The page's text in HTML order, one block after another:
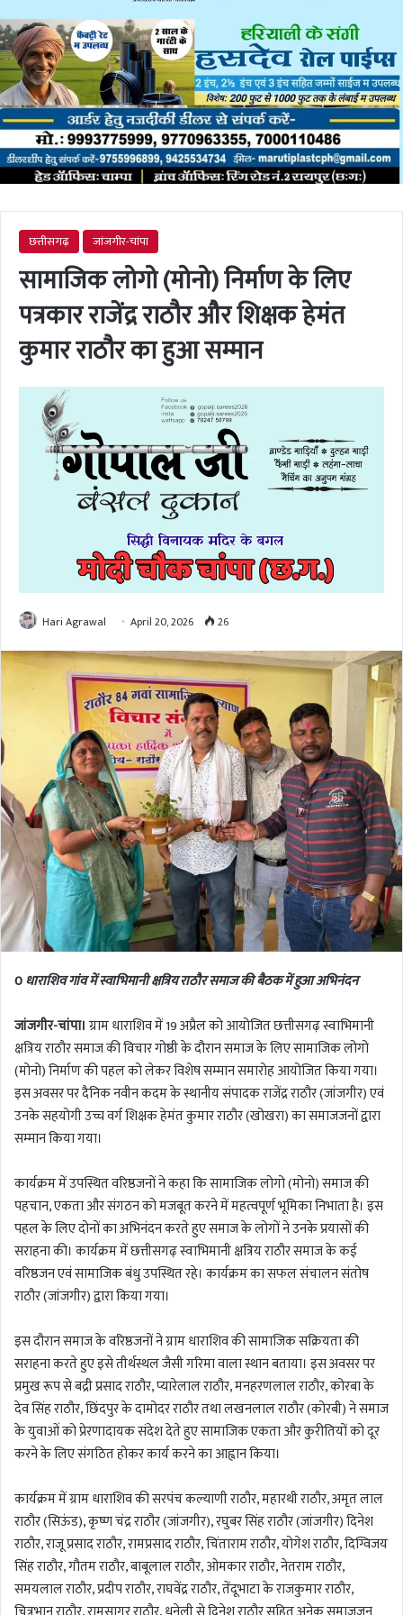
छत्तीसगढ़ जांजगीर-चांपा
सामाजिक लोगो (मोनो) निर्माण के लिए
पत्रकार राजेंद्र राठौर और शिक्षक हेमंत
कुमार राठौर का हुआ सम्मान
Hari Agrawal April 20, 2026 26
0धाराशिव गांव में स्वाभिमानी क्षत्रिय राठौर समाज की बैठक में हुआ अभिनंदन
जांजगीर-चांपा। ग्राम धाराशिव में 19 अप्रैल को आयोजित छत्तीसगढ़ स्वाभिमानी
क्षत्रिय राठौर समाज की विचार गोष्ठी के दौरान समाज के लिए सामाजिक लोगो
(मोनो) निर्माण की पहल को लेकर विशेष सम्मान समारोह आयोजित किया गया।
इस अवसर पर दैनिक नवीन कदम के स्थानीय संपादक राजेंद्र राठौर (जांजगीर) एवं
उनके सहयोगी उच्च वर्ग शिक्षक हेमंत कुमार राठौर (खोखरा) का समाजजनों द्वारा
सम्मान किया गया।
कार्यक्रम में उपस्थित वरिष्ठजनों ने कहा कि सामाजिक लोगो (मोनो) समाज की
पहचान, एकता और संगठन को मजबूत करने में महत्वपूर्ण भूमिका निभाता है। इस
पहल के लिए दोनों का अभिनंदन करते हुए समाज के लोगों ने उनके प्रयासों की
सराहना की। कार्यक्रम में छत्तीसगढ़ स्वाभिमानी क्षत्रिय राठौर समाज के कई
वरिष्ठजन एवं सामाजिक बंधु उपस्थित रहे। कार्यक्रम का सफल संचालन संतोष
राठौर (जांजगीर) द्वारा किया गया।
इस दौरान समाज के वरिष्ठजनों ने ग्राम धाराशिव की सामाजिक सक्रियता की
सराहना करते हुए इसे तीर्थस्थल जैसी गरिमा वाला स्थान बताया। इस अवसर पर
प्रमुख रूप से बद्री प्रसाद राठौर, प्यारेलाल राठौर, मनहरणलाल राठौर, कोरबा के
देव सिंह राठौर, छिंदपुर के दामोदर राठौर तथा लखनलाल राठौर (कोरबी) ने समाज
के युवाओं को प्रेरणादायक संदेश देते हुए सामाजिक एकता और कुरीतियों को दूर
करने के लिए संगठित होकर कार्य करने का आह्वान किया।
कार्यक्रम में ग्राम धाराशिव की सरपंच कल्याणी राठौर, महारथी राठौर, अमृत लाल
राठौर (सिऊंड), कृष्ण चंद्र राठौर (जांजगीर), रघुबर सिंह राठौर (जांजगीर) दिनेश
राठौर, राजू प्रसाद राठौर, रामप्रसाद राठौर, चिंताराम राठौर, योगेश राठौर, दिग्विजय
सिंह राठौर, गौतम राठौर, बाबूलाल राठौर, ओमकार राठौर, नेतराम राठौर,
समयलाल राठौर, प्रदीप राठौर, राघवेंद्र राठौर, तेंदूभाटा के राजकुमार राठौर,